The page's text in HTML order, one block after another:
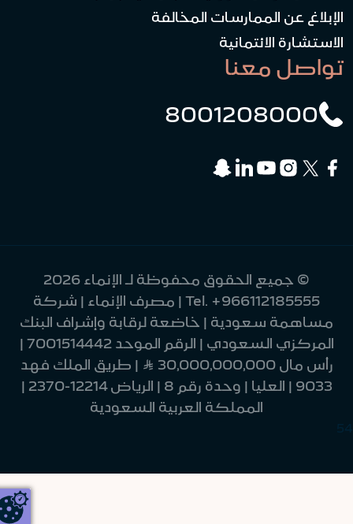
الإبلاغ عن الممارسات المخالفة
الاستشارة الائتمانية
تواصل معنا
8001208000
© جميع الحقوق محفوظة لـ الإنماء 2026
Tel.+966112185555
| مصرف الإنماء | شركة
مساهمة سعودية | خاضعة لرقابة وإشراف البنك
المركزي السعودي | الرقم الموحد 7001514442 |
رأس مال 30,000,000,000 Ʀ | طريق الملك فهد
9033 | العليا | وحدة رقم 8 | الرياض 12214-2370 |
المملكة العربية السعودية